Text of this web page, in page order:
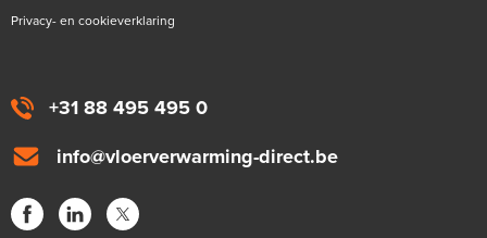
+31 88 495 495 0
info@vloerverwarming-direct.be
Privacy- en cookieverklaring